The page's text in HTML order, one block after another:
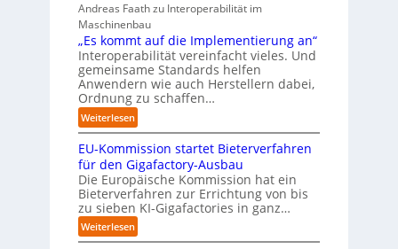
s
c
h
r
o
s
t
e
n
a
h
m
e
c
h
r
u
Andreas Faath zu Interoperabilität im
Maschinenbau
„Es kommt auf die Implementierung an“
Interoperabilität vereinfacht vieles. Und
gemeinsame Standards helfen
Anwendern wie auch Herstellern dabei,
Ordnung zu schaffen…
Weiterlesen:
„
E
s
k
o
m
m
t
EU-Kommission startet Bieterverfahren
für den Gigafactory-Ausbau
Die Europäische Kommission hat ein
Bieterverfahren zur Errichtung von bis
zu sieben KI-Gigafactories in ganz…
Weiterlesen:
E